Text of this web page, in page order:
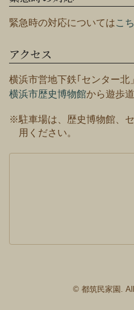
緊急時の対応についてはこ
アクセス
横浜市営地下鉄｢センター北
横浜市歴史博物館から遊歩
※駐車場は、歴史博物館、
用ください。
© 都筑民家園.